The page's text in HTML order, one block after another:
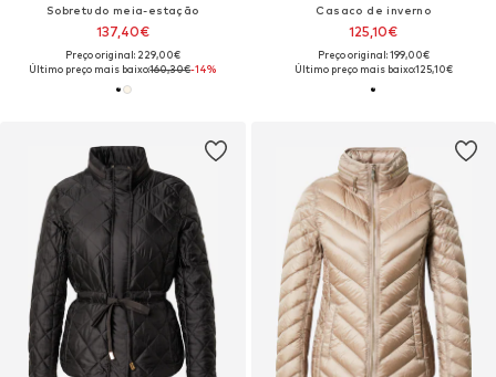
Sobretudo meia-estação
137,40€
Preço original: 229,00€
Último preço mais baixo:160,30€-14%
Casaco de inverno
125,10€
Preço original: 199,00€
Último preço mais baixo:125,10€